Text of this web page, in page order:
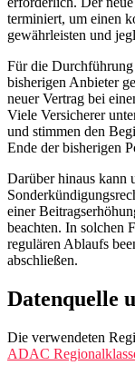
terminiert, um einen
gewährleisten und
Für die Durchführung
bisherigen Anbieter
neuer Vertrag bei
Viele Versicherer
und stimmen den
Ende der bisherigen
Darüber hinaus kann
einer
beachten. In solchen
regulären Ablaufs
abschließen.
Datenquelle
Die verwendeten
ADAC